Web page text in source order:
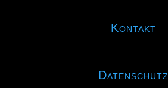
Kontakt
Datenschutz